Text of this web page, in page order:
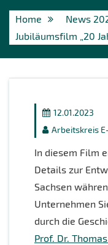
Home
News
Jubiläumsfilm „20
12.01.2023
Arbeitskreis
In diesem Film
Details zur
Sachsen
Unternehmen
durch die
Prof. Dr.